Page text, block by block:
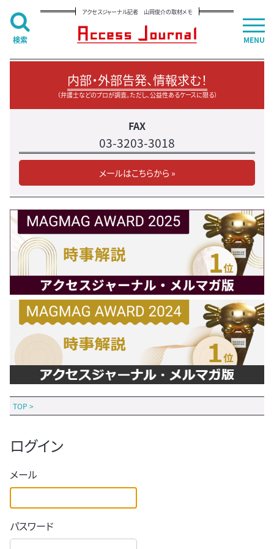
アクセスジャーナル記者 山岡俊介の取材メモ
内部・外部告発、情報求む！
（弁護士などのプロが調査。ただし、公益性あるケースに限る）
FAX
03-3203-3018
メールはこちらから »
TOP >
ログイン
メール
パスワード
MENU
検索